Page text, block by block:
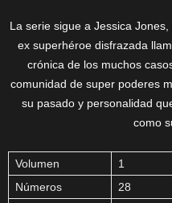
La serie sigue a Jessica
ex superhéroe disfrazada
crónica de los muchos
comunidad de super poderes
su pasado y personalidad
como
Volumen
1
Números
28